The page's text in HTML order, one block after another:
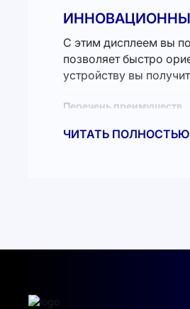
С этим дисплеем вы
позволяет быстро
устройству вы
Перечень преимуществ
Отличная
ЧИТАТЬ ПОЛНОСТЬЮ